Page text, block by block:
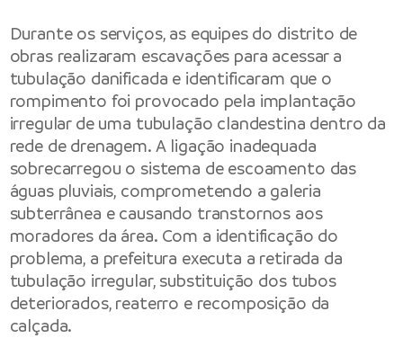
Durante os serviços, as equipes do distrito de
obras realizaram escavações para acessar a
tubulação danificada e identificaram que o
rompimento foi provocado pela implantação
irregular de uma tubulação clandestina dentro da
rede de drenagem. A ligação inadequada
sobrecarregou o sistema de escoamento das
águas pluviais, comprometendo a galeria
subterrânea e causando transtornos aos
moradores da área. Com a identificação do
problema, a prefeitura executa a retirada da
tubulação irregular, substituição dos tubos
deteriorados, reaterro e recomposição da
calçada.